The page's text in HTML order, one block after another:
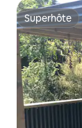
Superhôte
Superhôte